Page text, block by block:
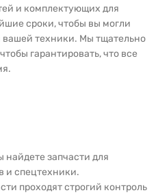
и комплектующих для
сроки, чтобы вы могли
техники. Мы тщательно
гарантировать, что все
найдете запчасти для
и спецтехники.
проходят строгий контроль